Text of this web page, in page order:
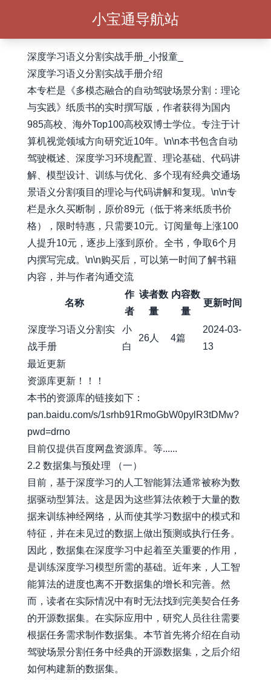
小宝通导航站
深度学习语义分割实战手册_小报童_
深度学习语义分割实战手册介绍
本专栏是《多模态融合的自动驾驶场景分割：理论
与实践》纸质书的实时撰写版，作者获得为国内
985高校、海外Top100高校双博士学位。专注于计
算机视觉领域方向研究近10年。\n\n本书包含自动
驾驶概述、深度学习环境配置、理论基础、代码讲
解、模型设计、训练与优化、多个现有经典交通场
景语义分割项目的理论与代码讲解和复现。\n\n专
栏是永久买断制，原价89元（低于将来纸质书价
格），限时特惠，只需要10元。订阅量每上涨100
人提升10元，逐步上涨到原价。全书，争取6个月
内撰写完成。\n\n购买后，可以第一时间了解书籍
内容，并与作者沟通交流
名称
作
者
读者数
量
内容数
量
更新时间
深度学习语义分割实
战手册
小
白
26人 4篇
2024-03-
13
最近更新
资源库更新！！！
本书的资源库的链接如下：
pan.baidu.com/s/1srhb91RmoGbW0pylR3tDMw?
pwd=drno
目前仅提供百度网盘资源库。等......
2.2 数据集与预处理 （一）
目前，基于深度学习的人工智能算法通常被称为数
据驱动型算法。这是因为这些算法依赖于大量的数
据来训练神经网络，从而使其学习数据中的模式和
特征，并在未见过的数据上做出预测或执行任务。
因此，数据集在深度学习中起着至关重要的作用，
是训练深度学习模型所需的基础。近年来，人工智
能算法的进度也离不开数据集的增长和完善。然
而，读者在实际情况中有时无法找到完美契合任务
的开源数据集。在实际应用中，研究人员往往需要
根据任务需求制作数据集。本节首先将介绍在自动
驾驶场景分割任务中经典的开源数据集，之后介绍
如何构建新的数据集。